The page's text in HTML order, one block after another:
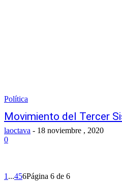
Política
Movimiento del Tercer
laoctava - 18 noviembre , 2020
0
1 ...456Página 6 de 6